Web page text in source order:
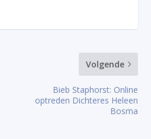
Volgende
Bieb Staphorst: Online
optreden Dichteres Heleen
Bosma